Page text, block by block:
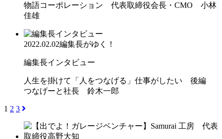
物語コーポレーション 代表取締役会長・CMO 小林
佳雄
2022.02.02編集長がゆく！
編集長インタビュー
人生を掛けて「人をつなげる」仕事がしたい 後編
つなげーと社長 鈴木一郎
1 2 3